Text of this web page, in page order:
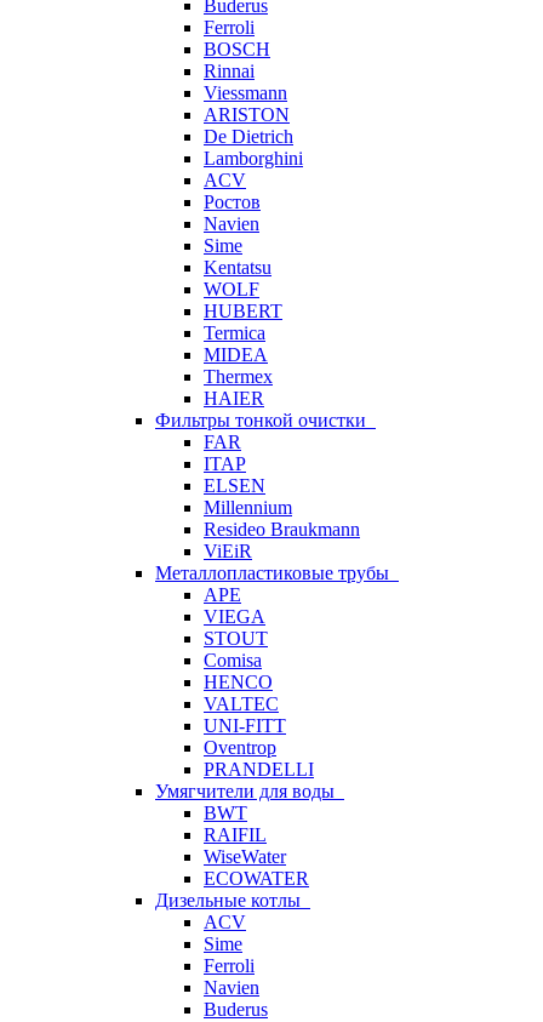
Buderus
Ferroli
BOSCH
Rinnai
Viessmann
ARISTON
De Dietrich
Lamborghini
ACV
Ростов
Navien
Sime
Kentatsu
WOLF
HUBERT
Termica
MIDEA
Thermex
HAIER
Фильтры тонкой очистки
FAR
ITAP
ELSEN
Millennium
Resideo Braukmann
ViEiR
Металлопластиковые трубы
APE
VIEGA
STOUT
Comisa
HENCO
VALTEC
UNI-FITT
Oventrop
PRANDELLI
Умягчители для воды
BWT
RAIFIL
WiseWater
ECOWATER
Дизельные котлы
ACV
Sime
Ferroli
Navien
Buderus